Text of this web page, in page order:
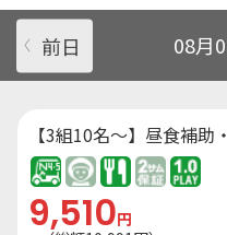
前日 08月
【3組10名～】昼食補助
9,510円